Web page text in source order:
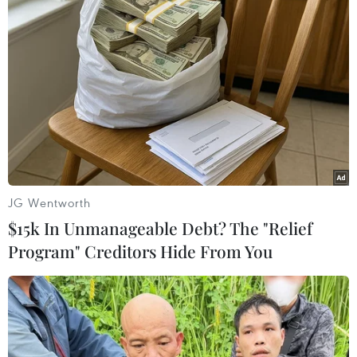
Ông Tập Cận Bình tái đắc cử Tổng Bí thư
Đảng Cộng sản Trung Quốc
25/10/2017 04:19
Các Ủy viên Trung ương Đảng Cộng sản Trung Quốc đã
tiếp tục bầu ông Tập Cận Bình, 64 tuổi, làm Tổng Bí thư
Ban chấp hành Trung ương Đảng Cộng sản Trung Quốc
khóa XIX.
JG Wentworth
$15k In Unmanageable Debt? The "Relief
Program" Creditors Hide From You